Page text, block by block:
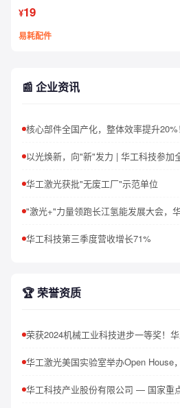
¥19
易耗配件
📰 企业资讯
以光焕新，向"新"发力 | 华工科技参加
华工激光获批"无废工厂"示范单位
"激光+"力量领跑长江氢能发展大会，
华工科技第三季度营收增长71%
🏆 荣誉资质
荣获2024机械工业科技进步一等奖！
华工激光美国实验室举办Open House
华工科技产业股份有限公司 — 国家重